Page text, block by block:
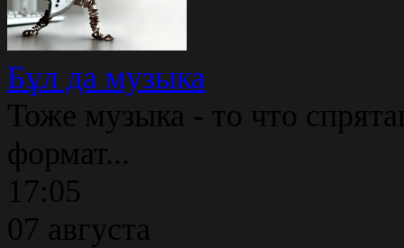
Бұл да музыка
Тоже музыка - то что
формат...
17:05
07 августа